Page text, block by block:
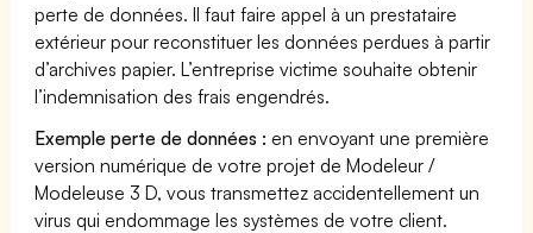
perte de données. Il faut faire appel à un prestataire
extérieur pour reconstituer les données perdues à partir
d’archives papier. L’entreprise victime souhaite obtenir
l’indemnisation des frais engendrés.
Exemple perte de données : en envoyant une première
version numérique de votre projet de Modeleur /
Modeleuse 3 D, vous transmettez accidentellement un
virus qui endommage les systèmes de votre client.